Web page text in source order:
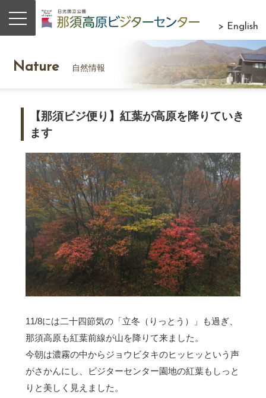
> English
Nature 自然情報
【那須ビジ便り】紅葉が高原を降りていき
ます
11/8には二十四節気の「立冬（りっとう）」も過ぎ、
那須高原も紅葉前線が山を降りて来ました。
今朝は濃霧の中からジョウビタキのヒッヒッという声
がさかんにし、ビジターセンター園地の紅葉もしっと
りと美しく見えました。